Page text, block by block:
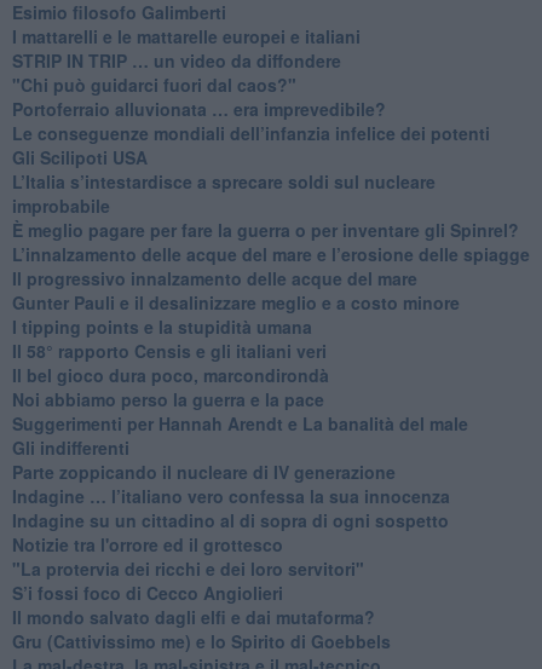
Esimio filosofo Galimberti
​I mattarelli e le mattarelle europei e italiani
​STRIP IN TRIP … un video da diffondere
"Chi può guidarci fuori dal caos?"
​Portoferraio alluvionata … era imprevedibile?
Le conseguenze mondiali dell’infanzia infelice dei potenti
​Gli Scilipoti USA
L’Italia s’intestardisce a sprecare soldi sul nucleare
improbabile
È meglio pagare per fare la guerra o per inventare gli Spinrel?
​L’innalzamento delle acque del mare e l’erosione delle spiagge
​Il progressivo innalzamento delle acque del mare
​Gunter Pauli e il desalinizzare meglio e a costo minore
I tipping points e la stupidità umana
​Il 58° rapporto Censis e gli italiani veri
​Il bel gioco dura poco, marcondirondà
Noi abbiamo perso la guerra e la pace
Suggerimenti per Hannah Arendt e La banalità del male
​Gli indifferenti
Parte zoppicando il nucleare di IV generazione
​Indagine … l’italiano vero confessa la sua innocenza
Indagine su un cittadino al di sopra di ogni sospetto
Notizie tra l'orrore ed il grottesco
"La protervia dei ricchi e dei loro servitori"
S’i fossi foco di Cecco Angiolieri
​Il mondo salvato dagli elfi e dai mutaforma?
Gru (Cattivissimo me) e lo Spirito di Goebbels